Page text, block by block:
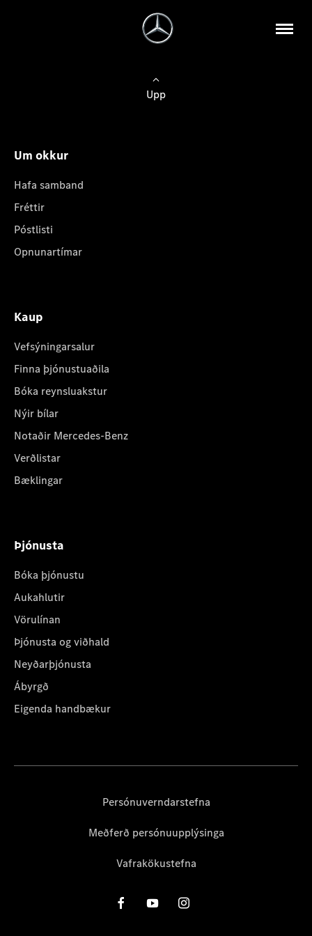
Upp
Um okkur
Hafa samband
Fréttir
Póstlisti
Opnunartímar
Kaup
Vefsýningarsalur
Finna þjónustuaðila
Bóka reynsluakstur
Nýir bílar
Notaðir Mercedes-Benz
Verðlistar
Bæklingar
Þjónusta
Bóka þjónustu
Aukahlutir
Vörulínan
Þjónusta og viðhald
Neyðarþjónusta
Ábyrgð
Eigenda handbækur
Persónuverndarstefna
Meðferð persónuupplýsinga
Vafrakökustefna